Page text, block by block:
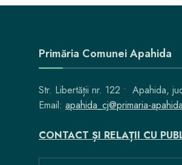
Primăria Comunei Apahida
Str. Libertății nr. 122 • Apahida,
Email: apahida_cj@primaria-
CONTACT ȘI RELAȚII CU